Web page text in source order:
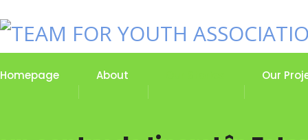
Homepage About Our